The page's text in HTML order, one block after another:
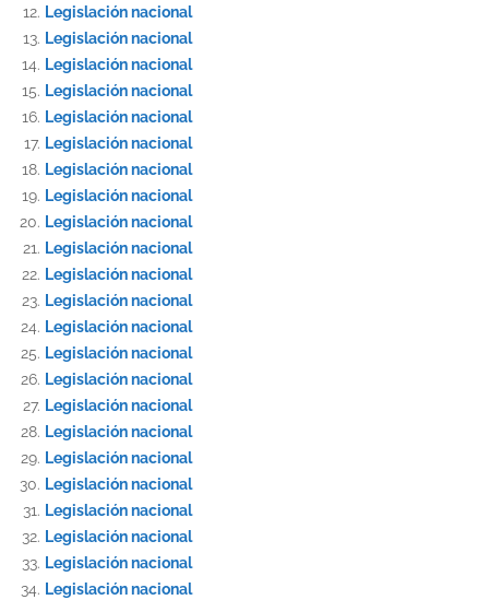
Legislación nacional
Legislación nacional
Legislación nacional
Legislación nacional
Legislación nacional
Legislación nacional
Legislación nacional
Legislación nacional
Legislación nacional
Legislación nacional
Legislación nacional
Legislación nacional
Legislación nacional
Legislación nacional
Legislación nacional
Legislación nacional
Legislación nacional
Legislación nacional
Legislación nacional
Legislación nacional
Legislación nacional
Legislación nacional
Legislación nacional